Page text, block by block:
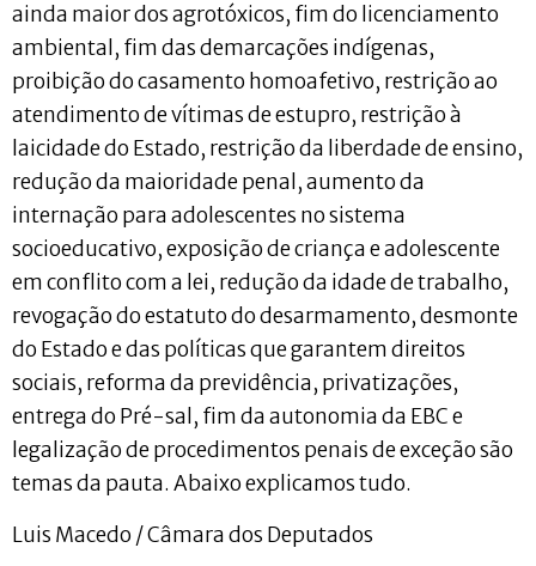
ainda maior dos agrotóxicos, fim do licenciamento
ambiental, fim das demarcações indígenas,
proibição do casamento homoafetivo, restrição ao
atendimento de vítimas de estupro, restrição à
laicidade do Estado, restrição da liberdade de ensino,
redução da maioridade penal, aumento da
internação para adolescentes no sistema
socioeducativo, exposição de criança e adolescente
em conflito com a lei, redução da idade de trabalho,
revogação do estatuto do desarmamento, desmonte
do Estado e das políticas que garantem direitos
sociais, reforma da previdência, privatizações,
entrega do Pré-sal, fim da autonomia da EBC e
legalização de procedimentos penais de exceção são
temas da pauta. Abaixo explicamos tudo.
Luis Macedo / Câmara dos Deputados